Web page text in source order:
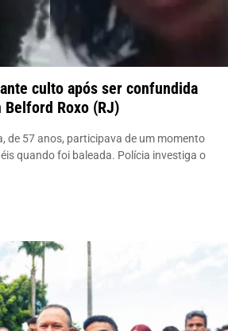
culto após ser confundida
Roxo (RJ)
de 57 anos, participava de um momento
quando foi baleada. Polícia investiga o